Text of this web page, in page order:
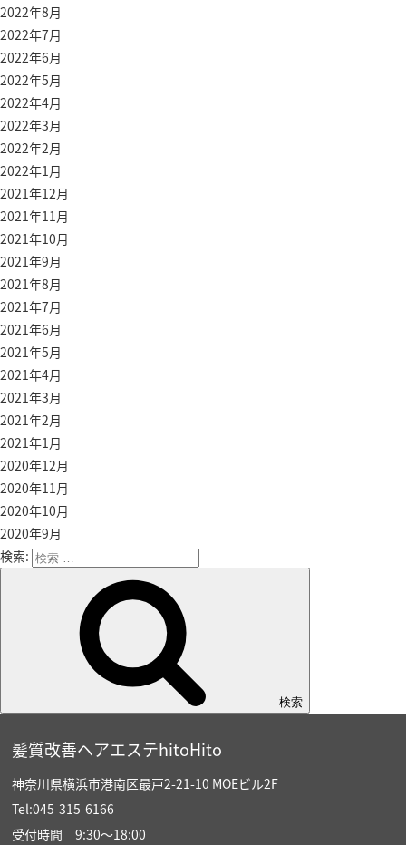
2022年8月
2022年7月
2022年6月
2022年5月
2022年4月
2022年3月
2022年2月
2022年1月
2021年12月
2021年11月
2021年10月
2021年9月
2021年8月
2021年7月
2021年6月
2021年5月
2021年4月
2021年3月
2021年2月
2021年1月
2020年12月
2020年11月
2020年10月
2020年9月
検索:
検索
髪質改善ヘアエステhitoHito
神奈川県横浜市港南区最戸2-21-10 MOEビル2F
Tel:045-315-6166
受付時間 9:30〜18:00